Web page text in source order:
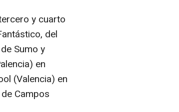
y cuarto
del
Sumo y
en
(Valencia) en
Campos